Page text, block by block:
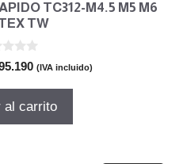
TC312-M4.5 M5 M6
TW
El
actual
(IVA incluido)
al carrito